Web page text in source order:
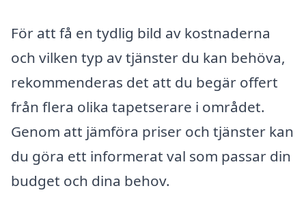
För att få en tydlig bild av kostnaderna
och vilken typ av tjänster du kan behöva,
rekommenderas det att du begär offert
från flera olika tapetserare i området.
Genom att jämföra priser och tjänster kan
du göra ett informerat val som passar din
budget och dina behov.